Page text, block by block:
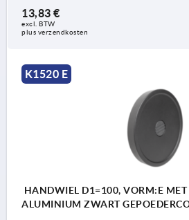
13,83 €
excl. BTW
plus verzendkosten
K1520 E
HANDWIEL D1=100, VORM:E
ALUMINIUM ZWART